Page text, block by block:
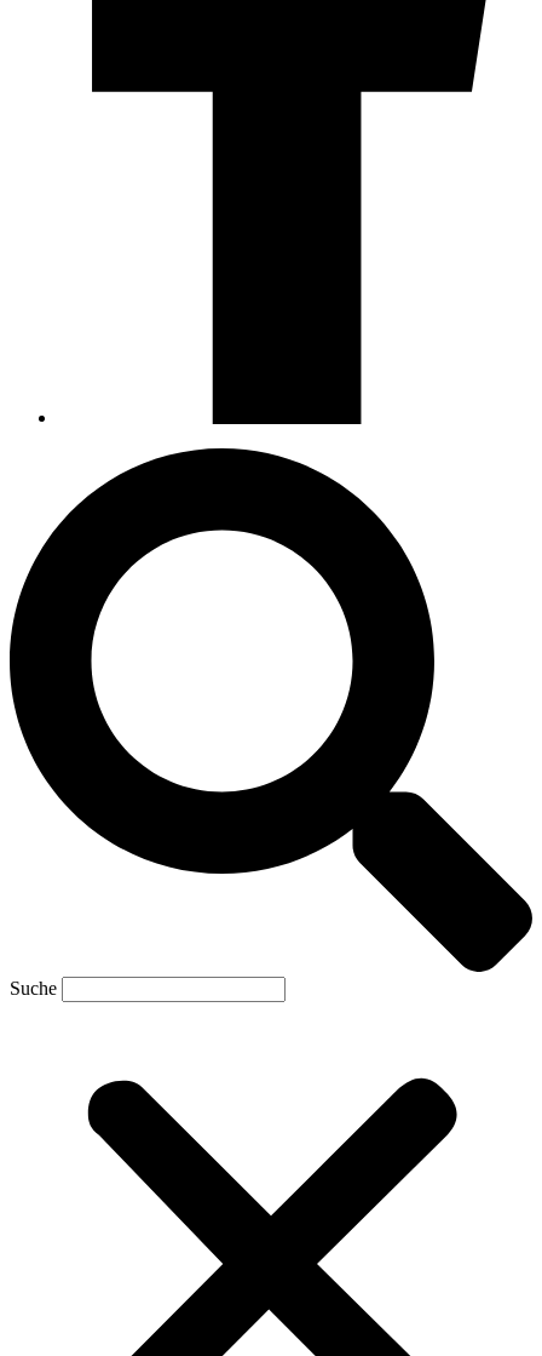
Suche